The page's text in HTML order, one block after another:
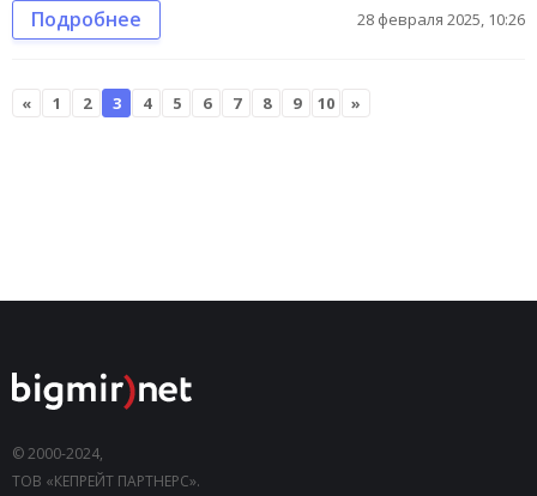
Подробнее 28 февраля 2025, 10:26
« 1 2 3 4 5 6 7 8 9 10 »
© 2000-2024,
ТОВ «КЕПРЕЙТ ПАРТНЕРС».